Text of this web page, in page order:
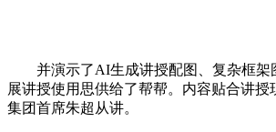
并演示了AI生成讲授配图、复杂框架
展讲授使用思供给了帮帮。内容贴合讲授
集团首席朱超从讲。